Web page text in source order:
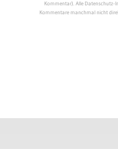
Kommentar). Alle Datenschutz-
Kommentare manchmal nicht